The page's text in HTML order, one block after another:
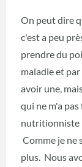
On peut dire
c'est a peu
prendre du
maladie et par
avoir une,
qui ne m'a
nutritionniste
Comme je ne
plus. Nous